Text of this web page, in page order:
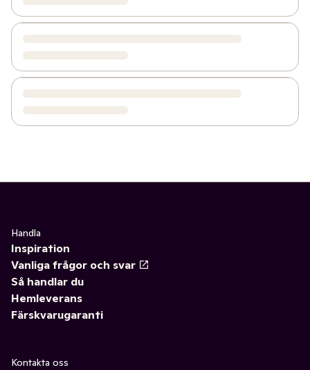
Handla
Inspiration
Vanliga frågor och svar
Så handlar du
Hemleverans
Färskvarugaranti
Kontakta oss